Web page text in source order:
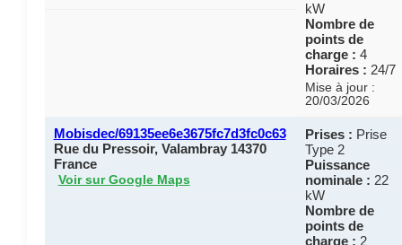
kW
Nombre de
points de
charge : 4
Horaires : 24/7
Mise à jour :
20/03/2026
Mobisdec/69135ee6e3675fc7d3fc0c63
Rue du Pressoir, Valambray 14370
France
Voir sur Google Maps
Prises : Prise
Type 2
Puissance
nominale : 22
kW
Nombre de
points de
charge : 2